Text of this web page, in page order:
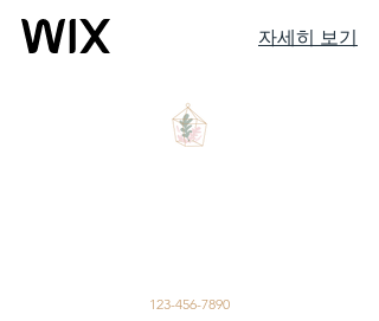
자세히 보기